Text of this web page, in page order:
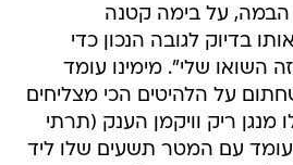
על בימה קטנה
בדיוק לגובה הנכון כדי
השואו שלי". מימינו עומד
על הלהיטים הכי מצליחים
ריק וויקמן הענק (תרתי
עם המטר תשעים שלו ליד